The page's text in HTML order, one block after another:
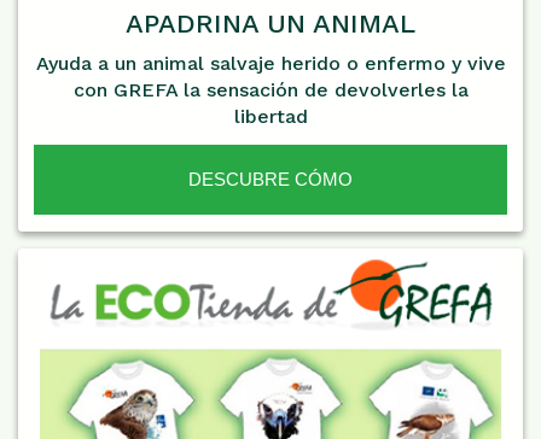
APADRINA UN ANIMAL
Ayuda a un animal salvaje herido o enfermo y vive
con GREFA la sensación de devolverles la
libertad
DESCUBRE CÓMO